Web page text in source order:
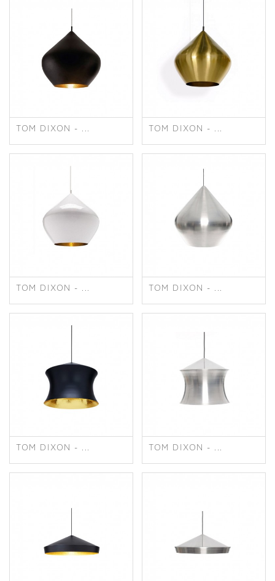
TOM DIXON - ... TOM DIXON - ...
TOM DIXON - ... TOM DIXON - ...
TOM DIXON - ... TOM DIXON - ...